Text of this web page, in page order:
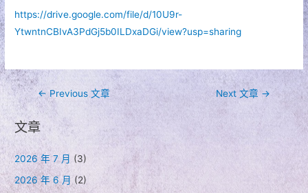
https://drive.google.com/file/d/10U9r-
YtwntnCBIvA3PdGj5b0ILDxaDGi/view?usp=sharing
文
章
導
覽
←Previous 文章 Next 文章 →
文章
2026 年 7 月 (3)
2026 年 6 月 (2)